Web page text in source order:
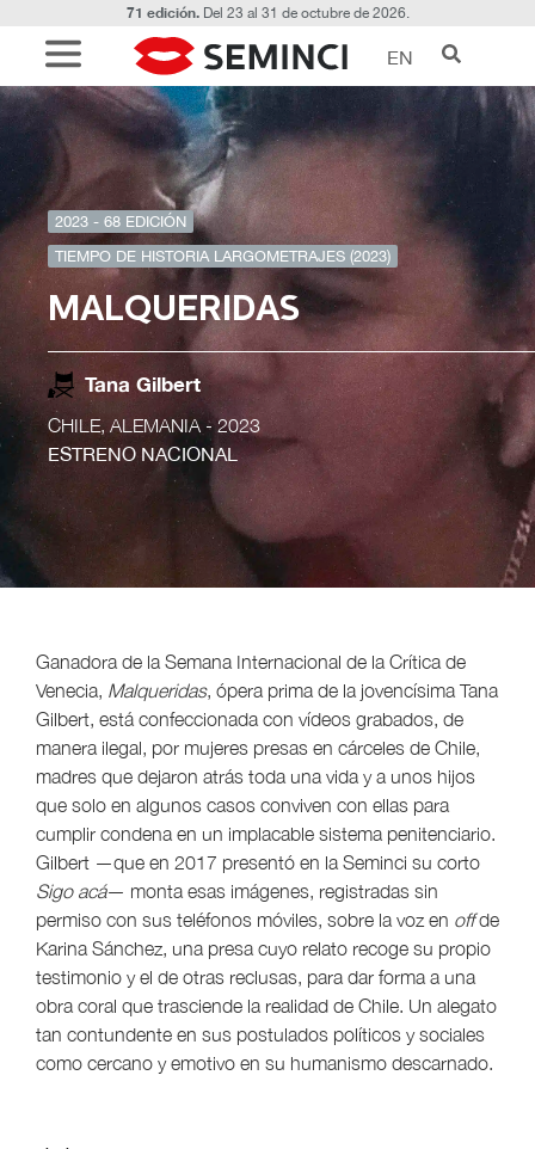
71 edición.Del 23 al 31 de octubre de 2026.
EN
2023 - 68 EDICIÓN
TIEMPO DE HISTORIA LARGOMETRAJES (2023)
MALQUERIDAS
Tana Gilbert
CHILE, ALEMANIA - 2023
ESTRENO NACIONAL
Ganadora de la Semana Internacional de la Crítica de
Venecia, Malqueridas, ópera prima de la jovencísima Tana
Gilbert, está confeccionada con vídeos grabados, de
manera ilegal, por mujeres presas en cárceles de Chile,
madres que dejaron atrás toda una vida y a unos hijos
que solo en algunos casos conviven con ellas para
cumplir condena en un implacable sistema penitenciario.
Gilbert —que en 2017 presentó en la Seminci su corto
Sigo acá— monta esas imágenes, registradas sin
permiso con sus teléfonos móviles, sobre la voz en offde
Karina Sánchez, una presa cuyo relato recoge su propio
testimonio y el de otras reclusas, para dar forma a una
obra coral que trasciende la realidad de Chile. Un alegato
tan contundente en sus postulados políticos y sociales
como cercano y emotivo en su humanismo descarnado.